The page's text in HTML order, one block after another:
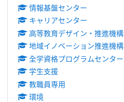
情報基盤センター
キャリアセンター
高等教育デザイン・推進機構
地域イノベーション推進機構
全学資格プログラムセンター
学生支援
教職員専用
環境